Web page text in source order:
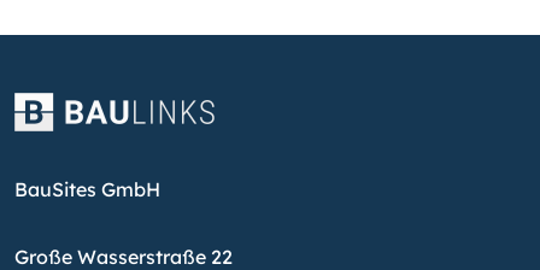
BauSites GmbH
Große Wasserstraße 22